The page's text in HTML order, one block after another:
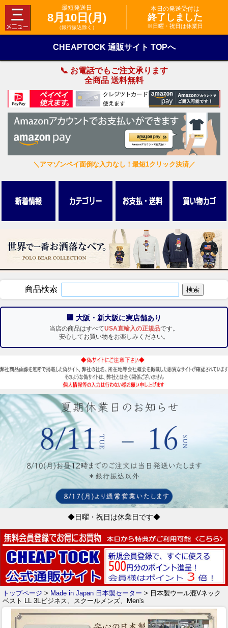
最短発送日
8月10日(月)
（銀行振込除く）
本日の発送受付は
終了しました
※日曜・祝日は休業日
CHEAPTOCK 通販サイト TOPへ
📞 お電話でもご注文承ります
全商品 送料無料
＼アマゾンペイ面倒な入力なし！最短1クリック決済／
商品検索
🏢 大阪・新大阪に実店舗あり
当店の商品はすべてUSA直輸入の正規品です。
安心してお買い物をお楽しみください。
◆日曜・祝日は休業日です◆
トップページ > Made in Japan 日本製セーター > 日本製ウール混Vネック
ベスト LL 3Lビジネス、スクールメンズ、Men's